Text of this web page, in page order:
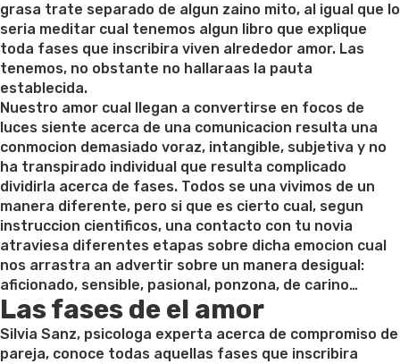
grasa trate separado de algun zaino mito, al igual que lo
seri­a meditar cual tenemos algun libro que explique
toda fases que inscribira viven alrededor amor. Las
tenemos, no obstante no hallaraas la pauta
establecida.
Nuestro amor cual llegan a convertirse en focos de
luces siente acerca de una comunicacion resulta una
conmocion demasiado voraz, intangible, subjetiva y no
ha transpirado individual que resulta complicado
dividirla acerca de fases. Todos se una vivimos de un
manera diferente, pero si que es cierto cual, segun
instruccion cientificos, una contacto con tu novia
atraviesa diferentes etapas sobre dicha emocion cual
nos arrastra an advertir sobre un manera desigual:
aficionado, sensible, pasional, ponzona, de carino…
Las fases de el amor
Silvia Sanz, psicologa experta acerca de compromiso de
pareja, conoce todas aquellas fases que inscribira